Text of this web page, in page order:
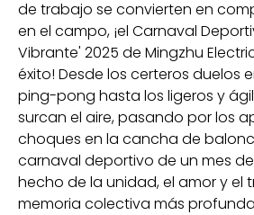
de trabajo se convierten en
en el campo, ¡el Carnaval
Vibrante' 2025 de Mingzhu
éxito! Desde los certeros duelos
ping-pong hasta los ligeros y
surcan el aire, pasando por los
choques en la cancha de
carnaval deportivo de un mes
hecho de la unidad, el amor y el
memoria colectiva más